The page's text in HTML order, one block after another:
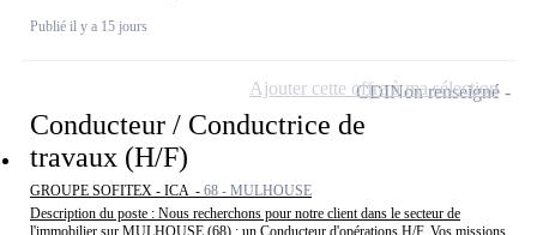
Publié il y a 15 jours
Conducteur / Conductrice de
travaux (H/F)
GROUPE SOFITEX - ICA - 68 - MULHOUSE
Description du poste : Nous recherchons pour notre client dans le secteur de
l'immobilier sur MULHOUSE (68) : un Conducteur d'opérations H/F. Vos missions
CDINon renseigné
Ajouter cette offre à ma sélection